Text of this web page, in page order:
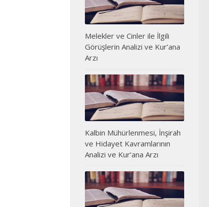
Melekler ve Cinler ile İlgili
Görüşlerin Analizi ve Kur’ana
Arzı
Kalbin Mühürlenmesi, İnşirah
ve Hidayet Kavramlarının
Analizi ve Kur’ana Arzı